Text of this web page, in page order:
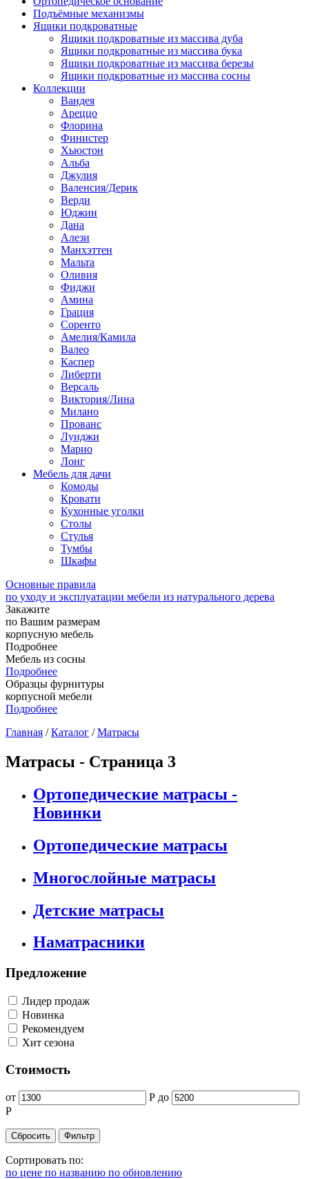
Подъёмные механизмы
Ящики подкроватные
Ящики подкроватные из массива дуба
Ящики подкроватные из массива бука
Ящики подкроватные из массива березы
Ящики подкроватные из массива сосны
Коллекции
Вандея
Ареццо
Флорина
Финистер
Хьюстон
Альба
Джулия
Валенсия/Дерик
Верди
Юджин
Дана
Алези
Манхэттен
Мальта
Оливия
Фиджи
Амина
Грация
Соренто
Амелия/Камила
Валео
Каспер
Либерти
Версаль
Виктория/Лина
Милано
Прованс
Луиджи
Марио
Лонг
Мебель для дачи
Комоды
Кровати
Кухонные уголки
Столы
Стулья
Тумбы
Шкафы
Основные правила
по уходу и эксплуатации мебели из натурального дерева
Закажите
по Вашим размерам
корпусную мебель
Подробнее
Мебель из сосны
Подробнее
Образцы фурнитуры
корпусной мебели
Подробнее
Главная /Каталог /Матрасы
Матрасы - Страница 3
Ортопедические матрасы -
Новинки
Ортопедические матрасы
Многослойные матрасы
Детские матрасы
Наматрасники
Предложение
Лидер продаж
Новинка
Рекомендуем
Хит сезона
Стоимость
от Р до
Р
Сортировать по:
по цене по названию по обновлению